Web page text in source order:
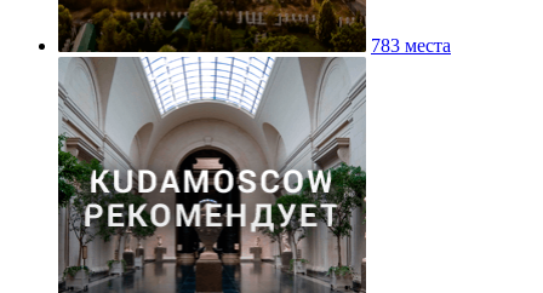
783 места